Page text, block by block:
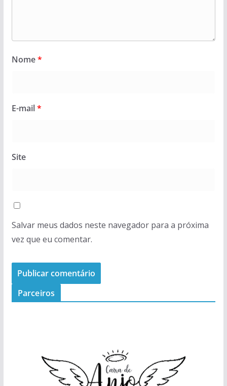
Nome*
E-mail*
Site
Salvar meus dados neste navegador para a próxima
vez que eu comentar.
Parceiros